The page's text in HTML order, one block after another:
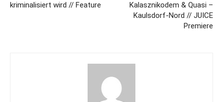
kriminalisiert wird // Feature
Kalasznikodem & Quasi –
Kaulsdorf-Nord // JUICE
Premiere